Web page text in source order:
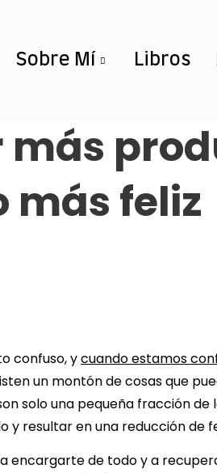
Sobre Mí Libros
más
más feliz
confuso, ycuando estamos
un montón de cosas que
solo una pequeña fracción
y resultar en una reducción de
encargarte de todo y a